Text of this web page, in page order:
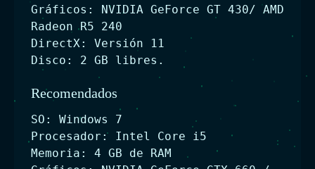
Gráficos: NVIDIA GeForce GT 430/ AMD
Radeon R5 240
DirectX: Versión 11
Disco: 2 GB libres.
Recomendados
SO: Windows 7
Procesador: Intel Core i5
Memoria: 4 GB de RAM